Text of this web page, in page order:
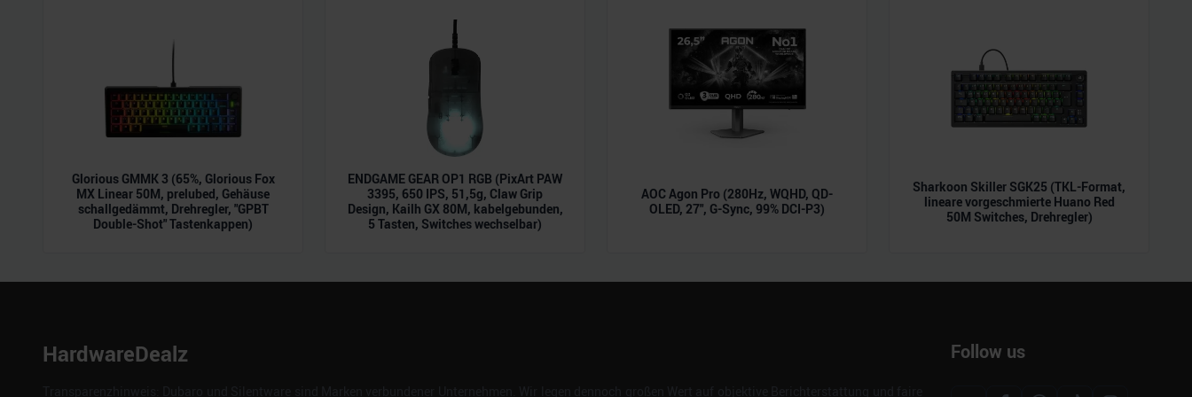
Glorious GMMK 3 (65%, Glorious Fox
MX Linear 50M, prelubed, Gehäuse
schallgedämmt, Drehregler, "GPBT
Double-Shot" Tastenkappen)
ENDGAME GEAR OP1 RGB (PixArt PAW
3395, 650 IPS, 51,5g, Claw Grip
Design, Kailh GX 80M, kabelgebunden,
5 Tasten, Switches wechselbar)
AOC Agon Pro (280Hz, WQHD, QD-
OLED, 27", G-Sync, 99% DCI-P3)
Sharkoon Skiller SGK25 (TKL-Format,
lineare vorgeschmierte Huano Red
50M Switches, Drehregler)
HardwareDealz Follow us